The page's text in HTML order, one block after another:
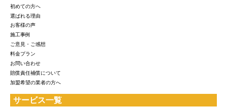
初めての方へ
選ばれる理由
お客様の声
施工事例
ご意見・ご感想
料金プラン
お問い合わせ
賠償責任補償について
加盟希望の業者の方へ
サービス一覧